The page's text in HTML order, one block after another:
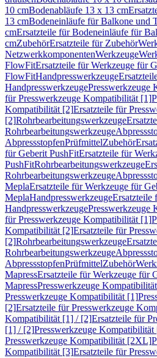
10 cmBodenabläufe 13 x 13 cm
13 cmBodeneinläufe für Balkone und
cmErsatzteile für Bodeneinläufe für
cmZubehörErsatzteile für Zubehör
NetzwerkkomponentenWerkzeuge
FlowFitErsatzteile für Werkzeuge für
FlowFitHandpresswerkzeuge
HandpresswerkzeugePresswerkzeuge
für Presswerkzeuge Kompatibilität [1]
Kompatibilität [2]Ersatzteile für
[2]Rohrbearbeitungswerkzeuge
Rohrbearbeitungswerkzeuge
AbpressstopfenPrüfmittelZubehör
für Geberit PushFitErsatzteile für
PushFitRohrbearbeitungswerkzeuge
Rohrbearbeitungswerkzeuge
MeplaErsatzteile für Werkzeuge für
MeplaHandpresswerkzeugeErsatzteile
HandpresswerkzeugePresswerkzeuge
für Presswerkzeuge Kompatibilität [1]
Kompatibilität [2]Ersatzteile für
[2]Rohrbearbeitungswerkzeuge
Rohrbearbeitungswerkzeuge
AbpressstopfenPrüfmittelZubehör
MapressErsatzteile für Werkzeuge für
MapressPresswerkzeuge
Presswerkzeuge Kompatibilität [1]
[2]Ersatzteile für Presswerkzeuge
Kompatibilität [1] / [2]Ersatzteile für
[1] / [2]Presswerkzeuge
Presswerkzeuge Kompatibilität [2XL]
Kompatibilität [3]Ersatzteile für